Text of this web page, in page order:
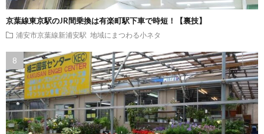
京葉線東京駅のJR間乗換は有楽町駅下車で時短！【裏技】
浦安市京葉線新浦安駅 地域にまつわる小ネタ